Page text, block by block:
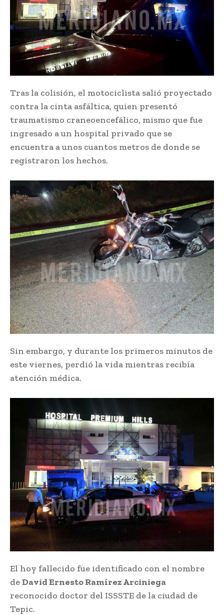
Tras la colisión, el motociclista salió proyectado
contra la cinta asfáltica, quien presentó
traumatismo craneoencefálico, mismo que fue
ingresado a un hospital privado que se
encuentra a unos cuantos metros de donde se
registraron los hechos.
Sin embargo, y durante los primeros minutos de
este viernes, perdió la vida mientras recibía
atención médica.
El hoy fallecido fue identificado con el nombre
deDavid Ernesto Ramírez Arciniega
reconocido doctor del ISSSTE de la ciudad de
Tepic.